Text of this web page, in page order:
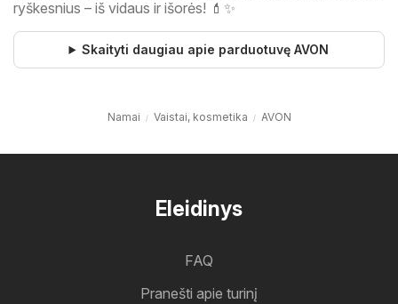
ryškesnius – iš vidaus ir išorės! 💄✨
Skaityti daugiau apie parduotuvę AVON
Namai Vaistai, kosmetika AVON
Eleidinys
FAQ
Pranešti apie turinį